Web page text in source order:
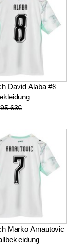
David Alaba #8
WM 2026
95.63€
Marko Arnautovic